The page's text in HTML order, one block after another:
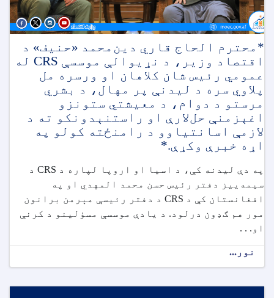
*محترم الحاج قاري دین‌محمد «حنیف» د
اقتصاد وزیر، د نړیوالې موسسې CRS له
عمومي رئیس شان کلاهان او ورسره مل
پلاوي سره د لیدنې پر مهال، د بشري
مرستو د دوام، د معیشتي ستونزو
اغېزمنې حل‌لارې او راستنېدونکو ته د
لازمې اسانتیاوو د رامنځته کولو په
اړه خبرې وکړې.*
په دې لیدنه کې، د اسیا او اروپا لپاره د CRS د
سیمه‌ییز دفتر رئیس حسن محمد المهدي او په
افغانستان کې د CRS د دفتر رئیسې مېرمن برانون
مور هم ګډون درلود. د یادې موسسې مسؤلینو د کرنې
او. . .
نور...